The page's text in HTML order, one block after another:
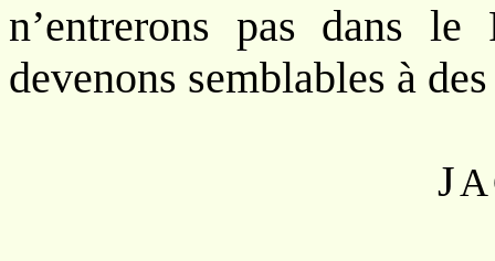
n’entrerons pas dans
devenons semblables à
J